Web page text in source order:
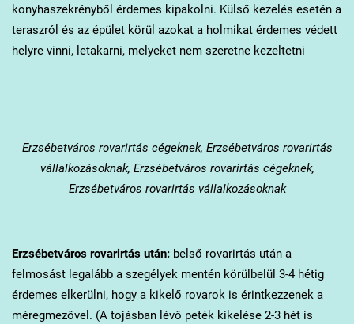
konyhaszekrényből érdemes kipakolni. Külső kezelés esetén a
teraszról és az épület körül azokat a holmikat érdemes védett
helyre vinni, letakarni, melyeket nem szeretne kezeltetni
Erzsébetváros rovarirtás cégeknek, Erzsébetváros rovarirtás
vállalkozásoknak, Erzsébetváros rovarirtás cégeknek,
Erzsébetváros rovarirtás vállalkozásoknak
Erzsébetvárosrovarirtás után:belső rovarirtás után a
felmosást legalább a szegélyek mentén körülbelül 3-4 hétig
érdemes elkerülni, hogy a kikelő rovarok is érintkezzenek a
méregmezővel. (A tojásban lévő peték kikelése 2-3 hét is